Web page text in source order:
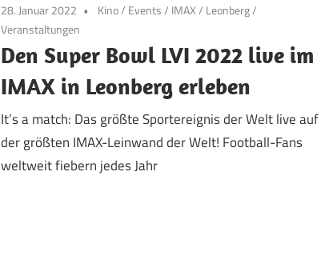
28. Januar 2022 Kino/ Events/ IMAX/ Leonberg/
Veranstaltungen
Den Super Bowl LVI 2022 live im
IMAX in Leonberg erleben
It’s a match: Das größte Sportereignis der Welt live auf
der größten IMAX-Leinwand der Welt! Football-Fans
weltweit fiebern jedes Jahr